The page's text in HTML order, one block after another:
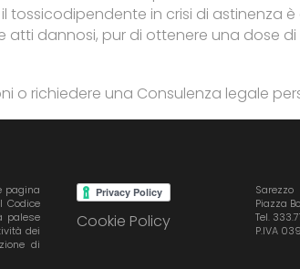
tossicodipendente in crisi di
atti dannosi, pur di ottenere una dose
o richiedere una Consulenza legale
pagina
Codice
palese
dei
di
Sarezzo
Piazza
Tel.
P.IVA
Cookie Policy